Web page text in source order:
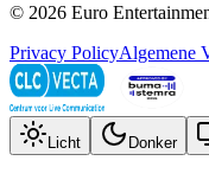
© 2026 Euro
Privacy PolicyAlgemene
Licht Donker